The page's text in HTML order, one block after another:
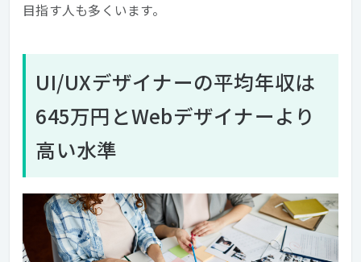
目指す人も多くいます。
UI/UXデザイナーの平均年収は
645万円とWebデザイナーより
高い水準